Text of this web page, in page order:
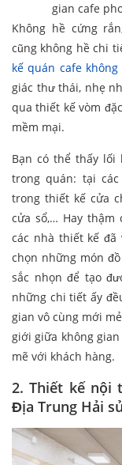
gian cafe
Không hề cứng
cũng không hề chi
kế quán cafe
giác thư thái, nhẹ
qua thiết kế vòm
mềm mại.
Bạn có thể thấy
trong quán: tại
trong thiết kế cửa
cửa sổ,… Hay thậm
các nhà thiết kế đã
chọn những món
sắc nhọn để tạo
những chi tiết ấy
gian vô cùng mới
giới giữa không
mẽ với khách hàng.
2. Thiết kế nội
Địa Trung Hải